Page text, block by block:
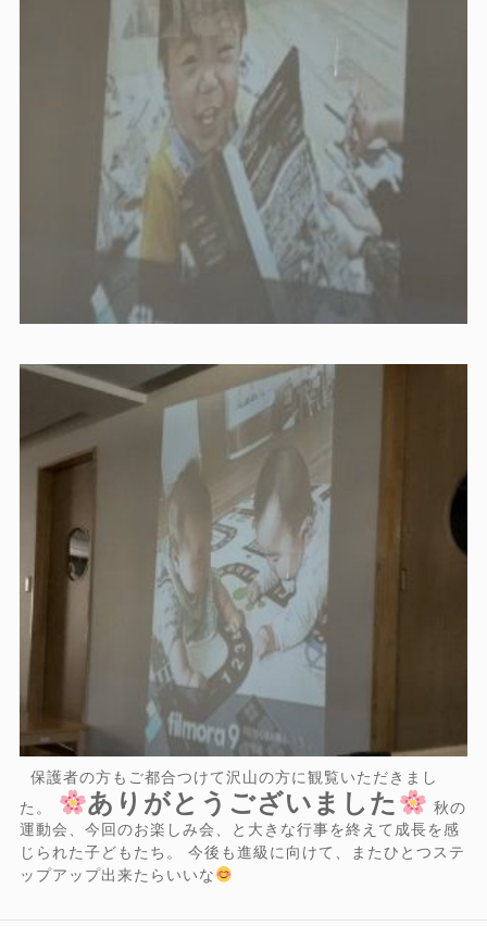
保護者の方もご都合つけて沢山の方に観覧いただきまし
た。
ありがとうございました
秋の
運動会、今回のお楽しみ会、と大きな行事を終えて成長を感
じられた子どもたち。 今後も進級に向けて、またひとつステ
ップアップ出来たらいいな